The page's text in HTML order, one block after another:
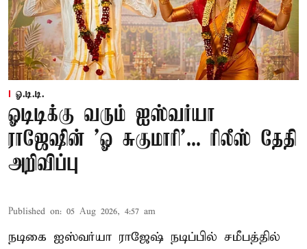
ஓ.டி.டி.
ஓடிடிக்கு வரும் ஐஸ்வர்யா
ராஜேஷின் 'ஓ சுகுமாரி'... ரிலீஸ் தேதி
அறிவிப்பு
Published on: 05 Aug 2026, 4:57 am
நடிகை ஐஸ்வர்யா ராஜேஷ் நடிப்பில் சமீபத்தில்